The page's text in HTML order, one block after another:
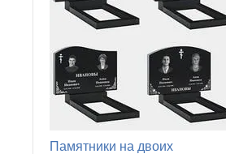
Памятники на двоих